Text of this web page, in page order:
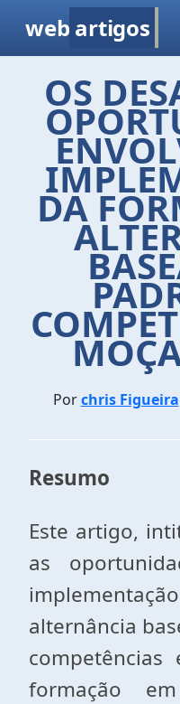
web artigos
OS
DA
Porchris Figueira
Resumo
Este artigo,
as
alternância
competências
formação